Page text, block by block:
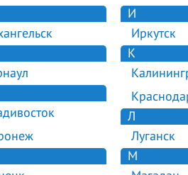
И
Иркутск
К
Л
Луганск
М